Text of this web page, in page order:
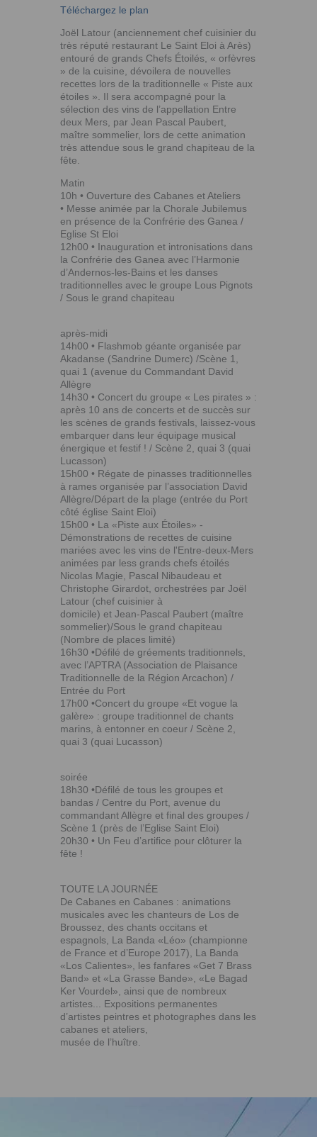
Téléchargez le plan
Joël Latour (anciennement chef cuisinier du
très réputé restaurant Le Saint Eloi à Arès)
entouré de grands Chefs Étoilés, « orfèvres
» de la cuisine, dévoilera de nouvelles
recettes lors de la traditionnelle « Piste aux
étoiles ». Il sera accompagné pour la
sélection des vins de l’appellation Entre
deux Mers, par Jean Pascal Paubert,
maître sommelier, lors de cette animation
très attendue sous le grand chapiteau de la
fête.
Matin
10h • Ouverture des Cabanes et Ateliers
• Messe animée par la Chorale Jubilemus
en présence de la Confrérie des Ganea /
Eglise St Eloi
12h00 • Inauguration et intronisations dans
la Confrérie des Ganea avec l’Harmonie
d’Andernos-les-Bains et les danses
traditionnelles avec le groupe Lous Pignots
/ Sous le grand chapiteau
après-midi
14h00 • Flashmob géante organisée par
Akadanse (Sandrine Dumerc) /Scène 1,
quai 1 (avenue du Commandant David
Allègre
14h30 • Concert du groupe « Les pirates » :
après 10 ans de concerts et de succès sur
les scènes de grands festivals, laissez-vous
embarquer dans leur équipage musical
énergique et festif ! / Scène 2, quai 3 (quai
Lucasson)
15h00 • Régate de pinasses traditionnelles
à rames organisée par l’association David
Allègre/Départ de la plage (entrée du Port
côté église Saint Eloi)
15h00 • La «Piste aux Étoiles» -
Démonstrations de recettes de cuisine
mariées avec les vins de l'Entre-deux-Mers
animées par less grands chefs étoilés
Nicolas Magie, Pascal Nibaudeau et
Christophe Girardot, orchestrées par Joël
Latour (chef cuisinier à
domicile) et Jean-Pascal Paubert (maître
sommelier)/Sous le grand chapiteau
(Nombre de places limité)
16h30 •Défilé de gréements traditionnels,
avec l’APTRA (Association de Plaisance
Traditionnelle de la Région Arcachon) /
Entrée du Port
17h00 •Concert du groupe «Et vogue la
galère» : groupe traditionnel de chants
marins, à entonner en coeur / Scène 2,
quai 3 (quai Lucasson)
soirée
18h30 •Défilé de tous les groupes et
bandas / Centre du Port, avenue du
commandant Allègre et final des groupes /
Scène 1 (près de l’Eglise Saint Eloi)
20h30 • Un Feu d’artifice pour clôturer la
fête !
TOUTE LA JOURNÉE
De Cabanes en Cabanes : animations
musicales avec les chanteurs de Los de
Broussez, des chants occitans et
espagnols, La Banda «Léo» (championne
de France et d’Europe 2017), La Banda
«Los Calientes», les fanfares «Get 7 Brass
Band» et «La Grasse Bande», «Le Bagad
Ker Vourdel», ainsi que de nombreux
artistes... Expositions permanentes
d’artistes peintres et photographes dans les
cabanes et ateliers,
musée de l’huître.